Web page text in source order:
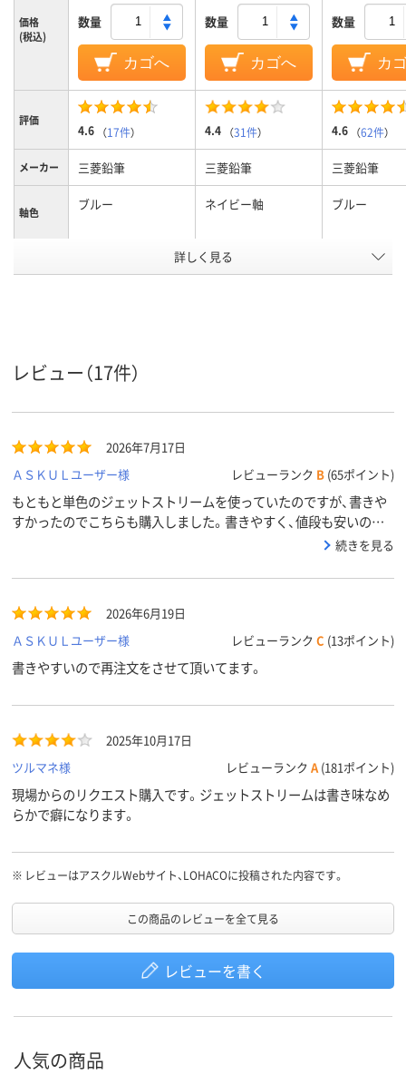
価格
(税込)
数量
カゴへ
数量
カゴへ
数量
カ
評価
4.6 （17件） 4.4 （31件） 4.6 （62件）
メーカー 三菱鉛筆 三菱鉛筆 三菱鉛筆
軸色 ブルー ネイビー軸 ブルー
0.38mm
軸径 12mm
カラーグ
ループ
ブルー系
系、レッド系
アスクル
商品環境
85 85
詳しく見る
レビュー（17件）
2026年7月17日
ＡＳＫＵＬユーザー様
レビューランク B (65ポイント)
もともと単色のジェットストリームを使っていたのですが、書きや
すかったのでこちらも購入しました。書きやすく、値段も安いので
ありがたいです。リフィルが違う点に注意が必要ですね。続きを見る
2026年6月19日
ＡＳＫＵＬユーザー様
レビューランク C (13ポイント)
書きやすいので再注文をさせて頂いてます。
2025年10月17日
ツルマネ様
レビューランク A (181ポイント)
現場からのリクエスト購入です。ジェットストリームは書き味なめ
らかで癖になります。
※ レビューはアスクルWebサイト、LOHACOに投稿された内容です。
この商品のレビューを全て見る
レビューを書く
人気の商品